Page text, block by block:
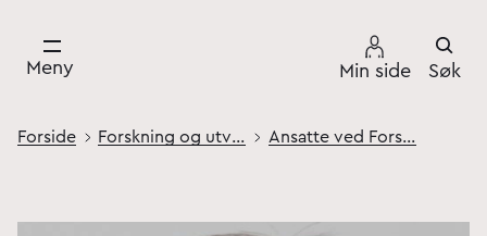
Meny Min side Søk
Forside Forskning og utvikling Ansatte ved Forsvarets høgskole